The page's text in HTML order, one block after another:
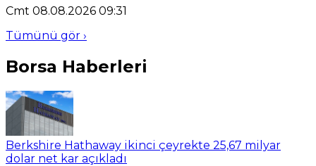
Cmt 08.08.2026 09:31
Tümünü gör ›
Borsa Haberleri
Berkshire Hathaway ikinci çeyrekte 25,67 milyar
dolar net kar açıkladı